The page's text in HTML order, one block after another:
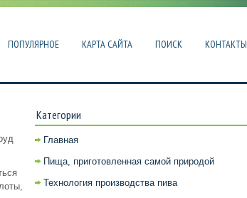
ПОПУЛЯРНОЕ КАРТА САЙТА ПОИСК КОНТАКТЫ
Категории
Главная
Пища, приготовленная самой природой
Технология производства пива